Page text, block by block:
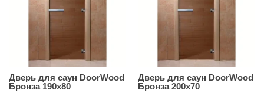
Дверь для саун DoorWood
Бронза 190х80
Дверь для саун DoorWood
Бронза 200х70